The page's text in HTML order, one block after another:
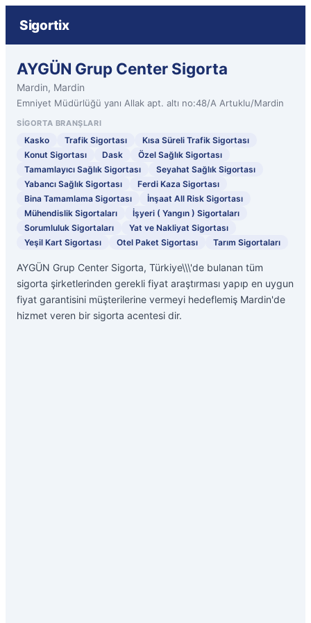
Sigortix
AYGÜN Grup Center Sigorta
Mardin, Mardin
Emniyet Müdürlüğü yanı Allak apt. altı no:48/A Artuklu/Mardin
SIGORTA BRANŞLARI
Kasko Trafik Sigortası
Kısa Süreli Trafik Sigortası
Konut Sigortası
Dask
Özel Sağlık Sigortası
Tamamlayıcı Sağlık Sigortası
Seyahat Sağlık Sigortası
Yabancı Sağlık Sigortası
Ferdi Kaza Sigortası
Bina Tamamlama Sigortası
İnşaat All Risk Sigortası
Mühendislik Sigortaları
İşyeri ( Yangın ) Sigortaları
Sorumluluk Sigortaları
Yat ve Nakliyat Sigortası
Yeşil Kart Sigortası
Otel Paket Sigortası Tarım Sigortaları
AYGÜN Grup Center Sigorta, Türkiye\\\'de bulanan tüm
sigorta şirketlerinden gerekli fiyat araştırması yapıp en uygun
fiyat garantisini müşterilerine vermeyi hedeflemiş Mardin'de
hizmet veren bir sigorta acentesi dir.